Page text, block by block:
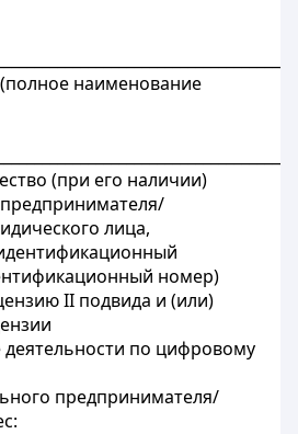
(при его наличии)
лица,
номер)
II подвида и (или)
деятельности по цифровому
предпринимателя/